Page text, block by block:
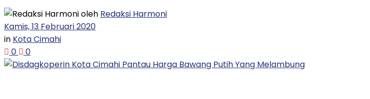
oleh Redaksi Harmoni
Kamis, 13 Februari 2020
in Kota Cimahi
0
0